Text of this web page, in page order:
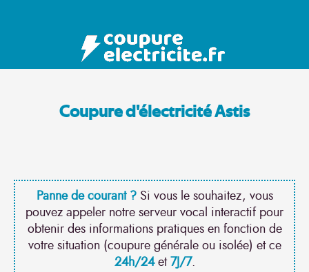
Coupure d'électricité Astis
Panne de courant ?Si vous le souhaitez, vous
pouvez appeler notre serveur vocal interactif pour
obtenir des informations pratiques en fonction de
votre situation (coupure générale ou isolée) et ce
24h/24et7J/7.